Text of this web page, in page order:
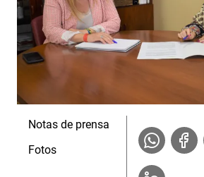
Notas de prensa
Fotos